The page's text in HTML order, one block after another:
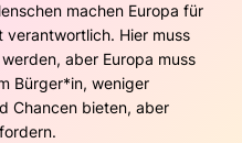
machen Europa für
verantwortlich. Hier muss
aber Europa muss
Bürger*in, weniger
Chancen bieten, aber